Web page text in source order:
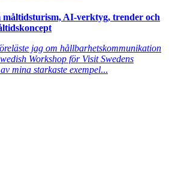
måltidsturism, AI-verktyg, trender och
jag om hållbarhetskommunikation
Workshop för Visit Swedens
mina starkaste exempel...